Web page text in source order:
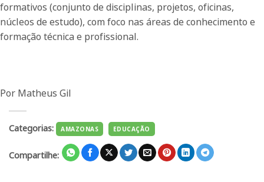
formativos (conjunto de disciplinas, projetos, oficinas,
núcleos de estudo), com foco nas áreas de conhecimento e
formação técnica e profissional.
Por Matheus Gil
Categorias: AMAZONAS EDUCAÇÃO
Compartilhe: